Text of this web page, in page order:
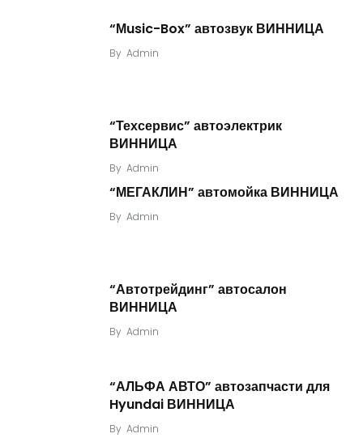
“Мusic-Box” автозвук ВИННИЦА
By Admin
“Техсервис” автоэлектрик
ВИННИЦА
By Admin
“МЕГАКЛИН” автомойка ВИННИЦА
By Admin
“Автотрейдинг” автосалон
ВИННИЦА
By Admin
“АЛЬФА АВТО” автозапчасти для
Hyundai ВИННИЦА
By Admin